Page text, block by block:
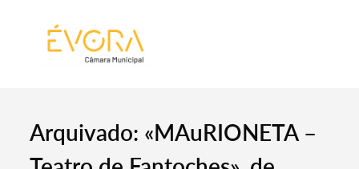
Arquivado: «MAuRIONETA –